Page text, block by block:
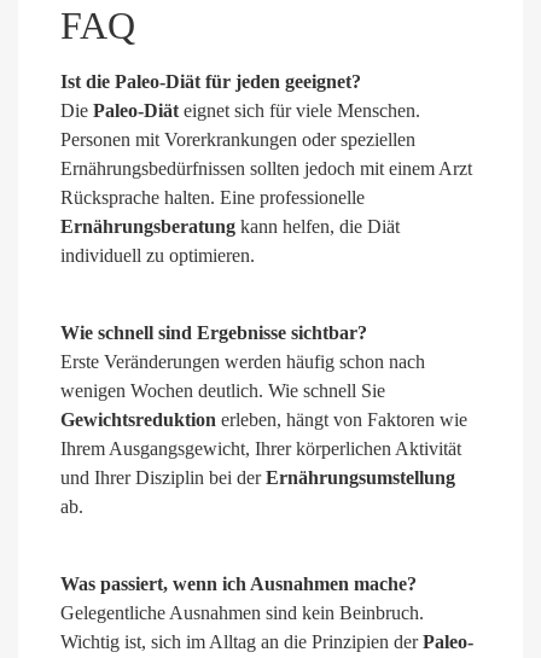
FAQ
Ist die Paleo-Diät für jeden geeignet?
Die Paleo-Diät eignet sich für viele Menschen.
Personen mit Vorerkrankungen oder speziellen
Ernährungsbedürfnissen sollten jedoch mit einem Arzt
Rücksprache halten. Eine professionelle
Ernährungsberatung kann helfen, die Diät
individuell zu optimieren.
Wie schnell sind Ergebnisse sichtbar?
Erste Veränderungen werden häufig schon nach
wenigen Wochen deutlich. Wie schnell Sie
Gewichtsreduktion erleben, hängt von Faktoren wie
Ihrem Ausgangsgewicht, Ihrer körperlichen Aktivität
und Ihrer Disziplin bei derErnährungsumstellung
ab.
Was passiert, wenn ich Ausnahmen mache?
Gelegentliche Ausnahmen sind kein Beinbruch.
Wichtig ist, sich im Alltag an die Prinzipien derPaleo-